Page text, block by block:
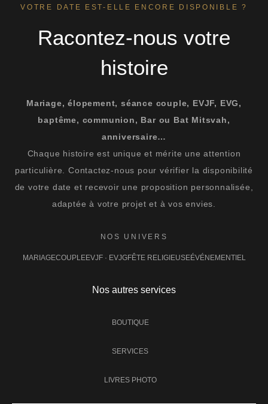
VOTRE DATE EST-ELLE ENCORE DISPONIBLE ?
Racontez-nous votre
histoire
Mariage, élopement, séance couple, EVJF, EVG,
baptême, communion, Bar ou Bat Mitsvah,
anniversaire…
Chaque histoire est unique et mérite une attention
particulière. Contactez-nous pour vérifier la disponibilité
de votre date et recevoir une proposition personnalisée,
adaptée à votre projet et à vos envies.
NOS UNIVERS
MARIAGECOUPLEEVJF · EVJGFÊTE RELIGIEUSEÉVÉNEMENTIEL
Nos autres services
BOUTIQUE
SERVICES
LIVRES PHOTO